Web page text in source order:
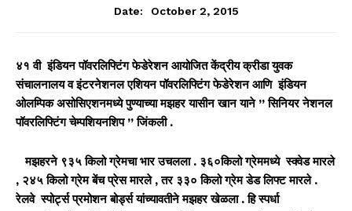
Date:
October 2, 2015
४१ वी इंडियन पॉवरलिफ्टिंग फेडेरेशन आयोजित केंद्रीय क्रीडा युवक
संचालनालय व इंटरनेशनल एशियन पॉवरलिफ्टिंग फेडेरेशन आणि इंडियन
ओलम्पिक असोसिएशनमध्ये पुण्याच्या मझहर यासीन खान याने ” सिनियर नेशनल
पॉवरलिफ्टिंग चेम्पशियनशिप ” जिंकली .
मझहरने ९३५ किलो ग्रेमचा भार उचलला . ३६०किलो ग्रेममध्ये स्क्वेड मारले
, २४५ किलो ग्रेम बेंच प्रेस मारले , तर ३३० किलो ग्रेम डेड लिफ्ट मारले .
रेलवे स्पोर्ट्स प्रमोशन बोर्ड्स यांच्यावतीने मझहर खेळला . हि स्पर्धा